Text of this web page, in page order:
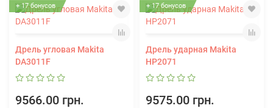
+ 17 бонусов
Дрель угловая Makita
DA3011F
9566.00 грн.
+ 17 бонусов
Дрель ударная Makita
HP2071
9575.00 грн.